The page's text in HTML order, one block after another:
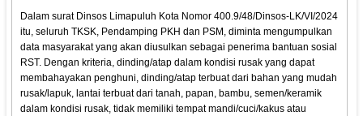
Dalam surat Dinsos Limapuluh Kota Nomor 400.9/48/Dinsos-LK/VI/2024
itu, seluruh TKSK, Pendamping PKH dan PSM, diminta mengumpulkan
data masyarakat yang akan diusulkan sebagai penerima bantuan sosial
RST. Dengan kriteria, dinding/atap dalam kondisi rusak yang dapat
membahayakan penghuni, dinding/atap terbuat dari bahan yang mudah
rusak/lapuk, lantai terbuat dari tanah, papan, bambu, semen/keramik
dalam kondisi rusak, tidak memiliki tempat mandi/cuci/kakus atau